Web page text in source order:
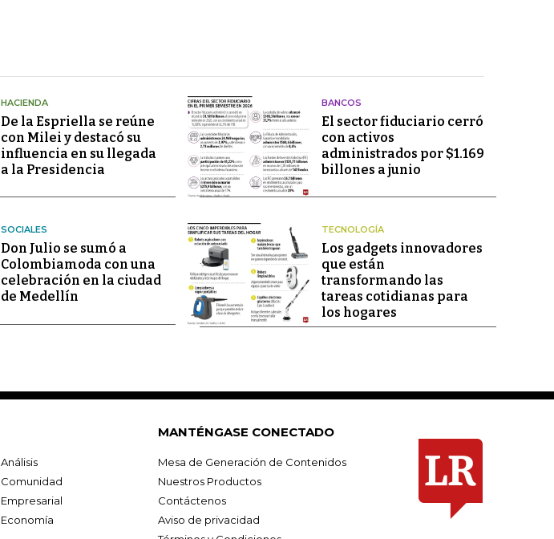
HACIENDA
De la Espriella se reúne
con Milei y destacó su
influencia en su llegada
a la Presidencia
BANCOS
El sector fiduciario cerró
con activos
administrados por $1.169
billones a junio
SOCIALES
Don Julio se sumó a
Colombiamoda con una
celebración en la ciudad
de Medellín
TECNOLOGÍA
Los gadgets innovadores
que están
transformando las
tareas cotidianas para
los hogares
Análisis
Comunidad
Empresarial
Economía
MANTÉNGASE CONECTADO
Mesa de Generación de Contenidos
Nuestros Productos
Contáctenos
Aviso de privacidad